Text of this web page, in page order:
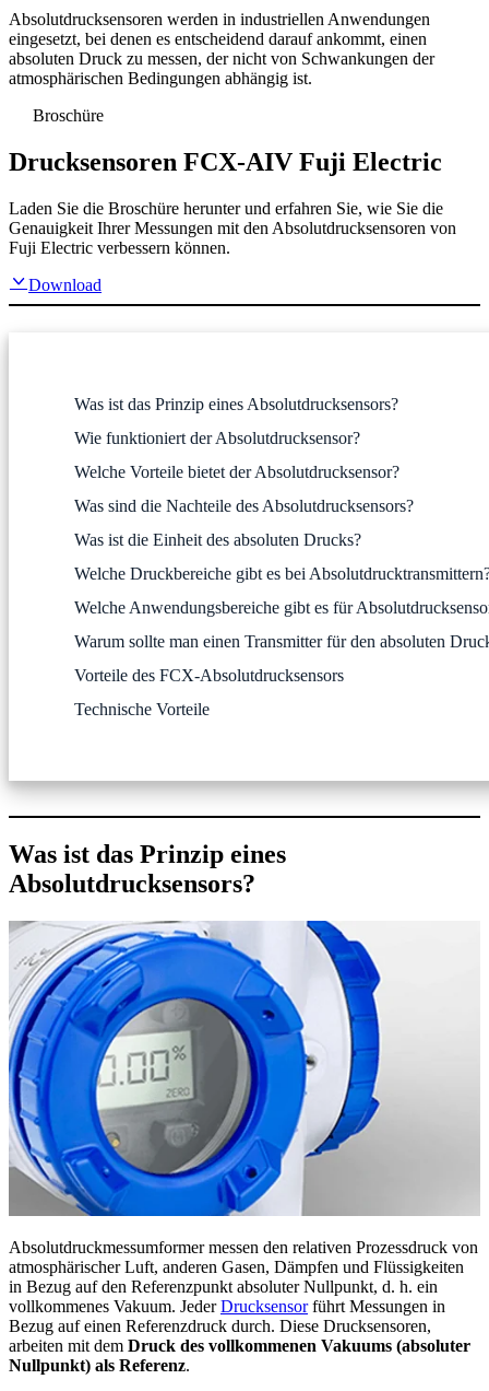
Absolutdrucksensoren werden in industriellen Anwendungen
eingesetzt, bei denen es entscheidend darauf ankommt, einen
absoluten Druck zu messen, der nicht von Schwankungen der
atmosphärischen Bedingungen abhängig ist.
Broschüre
Drucksensoren FCX-AIV Fuji Electric
Laden Sie die Broschüre herunter und erfahren Sie, wie Sie die
Genauigkeit Ihrer Messungen mit den Absolutdrucksensoren von
Fuji Electric verbessern können.
Download
Was ist das Prinzip eines Absolutdrucksensors?
Wie funktioniert der Absolutdrucksensor?
Welche Vorteile bietet der Absolutdrucksensor?
Was sind die Nachteile des Absolutdrucksensors?
Was ist die Einheit des absoluten Drucks?
Welche Druckbereiche gibt es bei
Welche Anwendungsbereiche gibt es für
Warum sollte man einen Transmitter für den absoluten
Vorteile des FCX-Absolutdrucksensors
Technische Vorteile
Was ist das Prinzip eines
Absolutdrucksensors?
Absolutdruckmessumformer messen den relativen Prozessdruck von
atmosphärischer Luft, anderen Gasen, Dämpfen und Flüssigkeiten
in Bezug auf den Referenzpunkt absoluter Nullpunkt, d. h. ein
vollkommenes Vakuum. JederDrucksensorführt Messungen in
Bezug auf einen Referenzdruck durch. Diese Drucksensoren,
arbeiten mit dem Druck des vollkommenen Vakuums (absoluter
Nullpunkt) als Referenz.